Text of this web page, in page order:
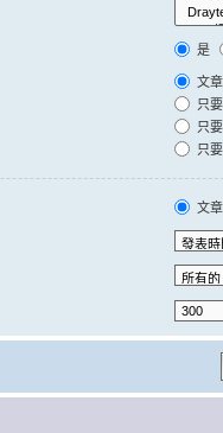
是
文
只
只
只
文章